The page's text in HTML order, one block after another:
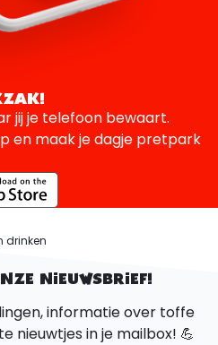
jij je telefoon bewaart.
en maak je dagje pretpark
drinken
NIEUWSBRIEF!
informatie over toffe
nieuwtjes in je mailbox! 💪